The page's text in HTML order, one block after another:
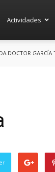
Actividades
DOCTOR